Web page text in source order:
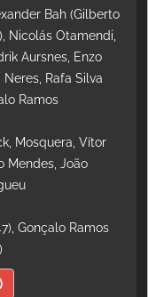
Bah (Gilberto
Nicolás Otamendi,
Aursnes, Enzo
Rafa Silva
Ramos
Mosquera, Vítor
Mendes, João
Gonçalo Ramos